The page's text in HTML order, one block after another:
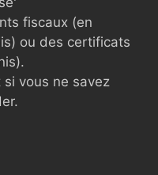
fiscaux (en
ou des certificats
vous ne savez